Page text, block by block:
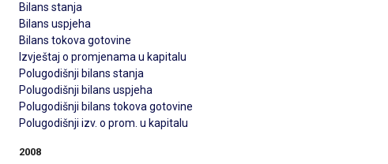
Bilans stanja
Bilans uspjeha
Bilans tokova gotovine
Izvještaj o promjenama u kapitalu
Polugodišnji bilans stanja
Polugodišnji bilans uspjeha
Polugodišnji bilans tokova gotovine
Polugodišnji izv. o prom. u kapitalu
2008